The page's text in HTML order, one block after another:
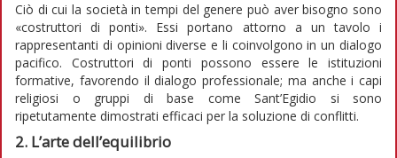
Ciò di cui la società in tempi del genere può aver bisogno sono
«costruttori di ponti». Essi portano attorno a un tavolo i
rappresentanti di opinioni diverse e li coinvolgono in un dialogo
pacifico. Costruttori di ponti possono essere le istituzioni
formative, favorendo il dialogo professionale; ma anche i capi
religiosi o gruppi di base come Sant’Egidio si sono
ripetutamente dimostrati efficaci per la soluzione di conflitti.
2. L’arte dell’equilibrio